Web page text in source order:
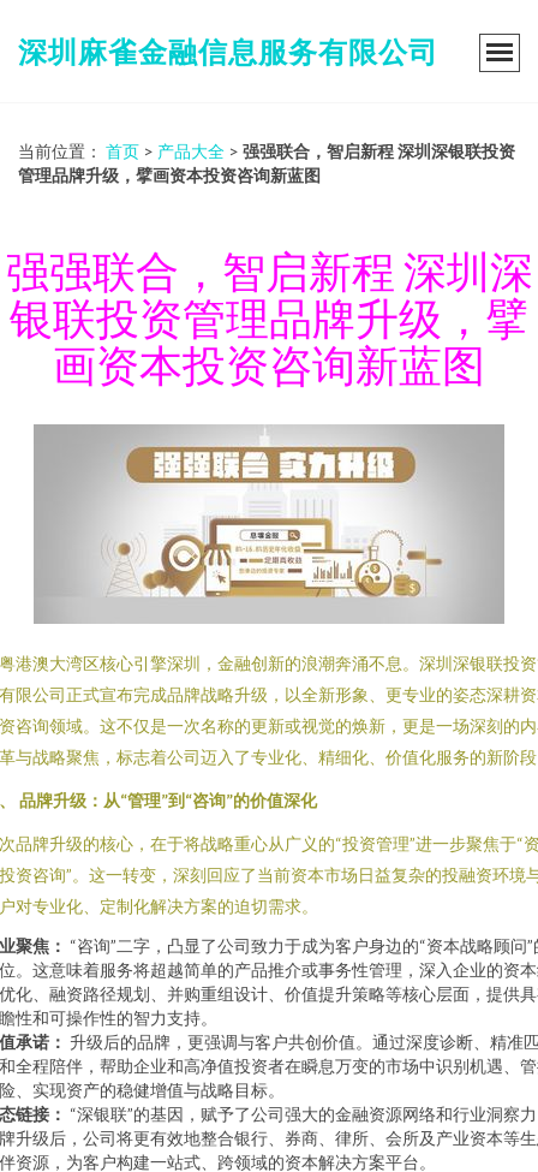
深圳麻雀金融信息服务有限公司
当前位置： 首页 > 产品大全 > 强强联合，智启新程 深圳深银联投资
管理品牌升级，擘画资本投资咨询新蓝图
强强联合，智启新程 深圳深
银联投资管理品牌升级，擘
画资本投资咨询新蓝图
港澳大湾区核心引擎深圳，金融创新的浪潮奔涌不息。深圳深银联投
限公司正式宣布完成品牌战略升级，以全新形象、更专业的姿态深耕
咨询领域。这不仅是一次名称的更新或视觉的焕新，更是一场深刻的
与战略聚焦，标志着公司迈入了专业化、精细化、价值化服务的新阶
品牌升级：从“管理”到“咨询”的价值深化
品牌升级的核心，在于将战略重心从广义的“投资管理”进一步聚焦于“
资咨询”。这一转变，深刻回应了当前资本市场日益复杂的投融资环境
对专业化、定制化解决方案的迫切需求。
聚焦： “咨询”二字，凸显了公司致力于成为客户身边的“资本战略顾问”
。这意味着服务将超越简单的产品推介或事务性管理，深入企业的资
化、融资路径规划、并购重组设计、价值提升策略等核心层面，提供
性和可操作性的智力支持。
承诺： 升级后的品牌，更强调与客户共创价值。通过深度诊断、精准
全程陪伴，帮助企业和高净值投资者在瞬息万变的市场中识别机遇、
、实现资产的稳健增值与战略目标。
链接： “深银联”的基因，赋予了公司强大的金融资源网络和行业洞察
升级后，公司将更有效地整合银行、券商、律所、会所及产业资本等
资源，为客户构建一站式、跨领域的资本解决方案平台。